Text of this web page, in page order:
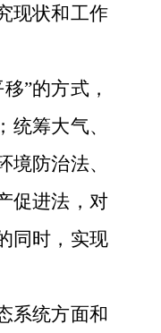
现状和工作
移”的方式，
筹大气、
防治法、
促进法，对
同时，实现
系统方面和